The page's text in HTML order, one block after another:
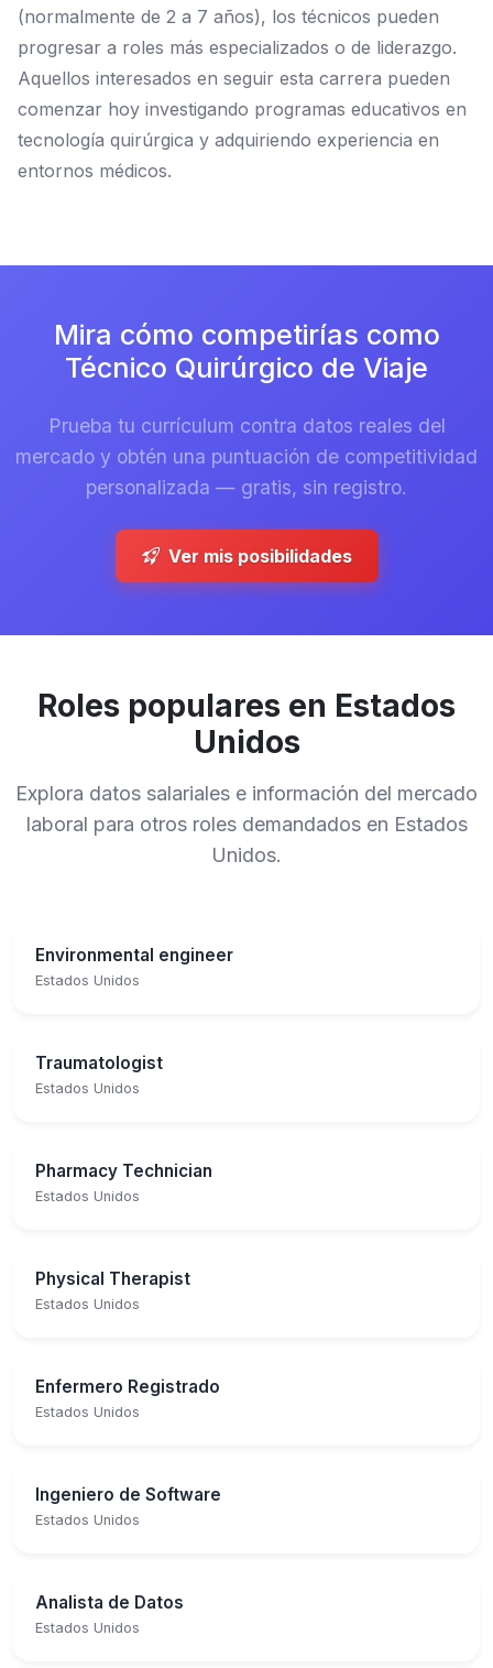
(normalmente de 2 a 7 años), los técnicos pueden
progresar a roles más especializados o de liderazgo.
Aquellos interesados en seguir esta carrera pueden
comenzar hoy investigando programas educativos en
tecnología quirúrgica y adquiriendo experiencia en
entornos médicos.
Mira cómo competirías como
Técnico Quirúrgico de Viaje
Prueba tu currículum contra datos reales del
mercado y obtén una puntuación de competitividad
personalizada — gratis, sin registro.
Ver mis posibilidades
Roles populares en Estados
Unidos
Explora datos salariales e información del mercado
laboral para otros roles demandados en Estados
Unidos.
Environmental engineer
Estados Unidos
Traumatologist
Estados Unidos
Pharmacy Technician
Estados Unidos
Physical Therapist
Estados Unidos
Enfermero Registrado
Estados Unidos
Ingeniero de Software
Estados Unidos
Analista de Datos
Estados Unidos